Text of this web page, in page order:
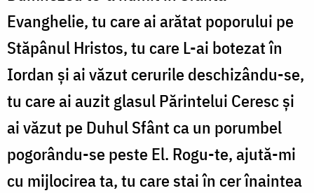
Evanghelie, tu care ai arătat poporului pe
Stăpânul Hristos, tu care L-ai botezat în
Iordan şi ai văzut cerurile deschizându-se,
tu care ai auzit glasul Părintelui Ceresc şi
ai văzut pe Duhul Sfânt ca un porumbel
pogorându-se peste El. Rogu-te, ajută-mi
cu mijlocirea ta, tu care stai în cer înaintea